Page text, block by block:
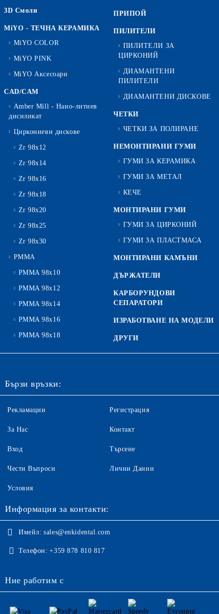
3D Смоли
MiYO - ТЕЧНА КЕРАМИКА
MiYO COLOR
MiYO PINK
MiYO Аксесоари
CAD/CAM
Amber Mill - Нано-литиев
дисиликат
Циркониеви дискове
Zr 98x12
Zr 98x14
Zr 98x16
Zr 98x18
Zr 98x20
Zr 98x25
Zr 98x30
PMMA
PMMA 98x10
PMMA 98x12
PMMA 98x14
PMMA 98x16
PMMA 98x18
ПРИПОЙ
ПИЛИТЕЛИ
ПИЛИТЕЛИ ЗА
ЦИРКОНИЙ
ДИАМАНТЕНИ
ПИЛИТЕЛИ
ДИАМАНТЕНИ ДИСКОВЕ
ЧЕТКИ
ЧЕТКИ ЗА ПОЛИРАНЕ
НЕМОНТИРАНИ ГУМИ
ГУМИ ЗА КЕРАМИКА
ГУМИ ЗА МЕТАЛ
КЕЧЕ
МОНТИРАНИ ГУМИ
ГУМИ ЗА ЦИРКОНИЙ
ГУМИ ЗА ПЛАСТМАСА
МОНТИРАНИ КАМЪНИ
ДЪРЖАТЕЛИ
КАРБОРУНДОВИ
СЕПАРАТОРИ
ИЗРАБОТВАНЕ НА МОДЕЛИ
ДРУГИ
Бързи връзки:
Рекламации
За Нас
Вход
Чести Въпроси
Регистрация
Контакт
Търсене
Лични Данни
Условия
Информация за контакти:
Имейл: sales@enkidental.com
Телефон: +359 878 810 817
Ние работим с